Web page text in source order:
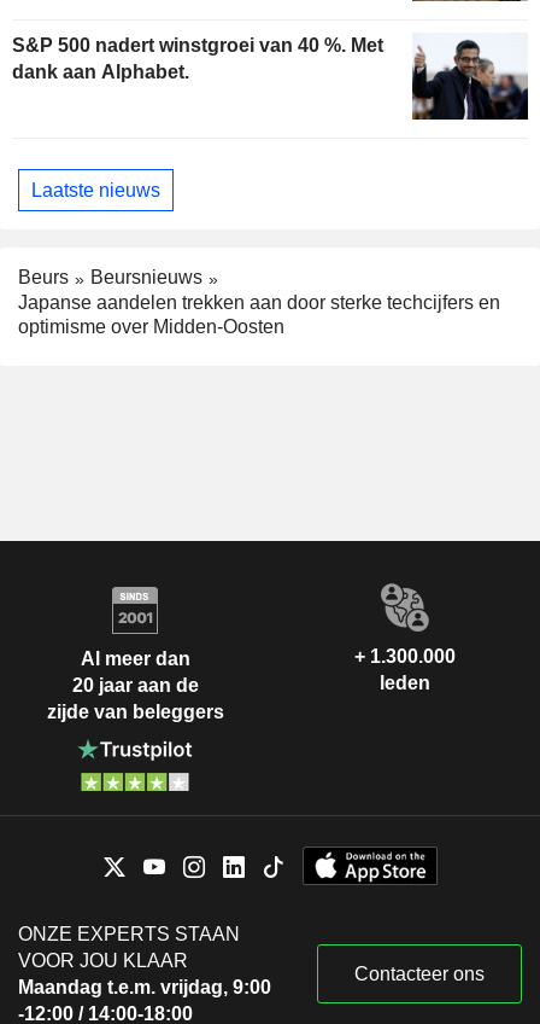
S&P 500 nadert winstgroei van 40 %. Met
dank aan Alphabet.
Laatste nieuws
Beurs
Beursnieuws
Japanse aandelen trekken aan door sterke techcijfers en
optimisme over Midden-Oosten
Al meer dan
20 jaar aan de
zijde van beleggers
+ 1.300.000
leden
ONZE EXPERTS STAAN
VOOR JOU KLAAR
Maandag t.e.m. vrijdag, 9:00
-12:00 / 14:00-18:00
Contacteer ons